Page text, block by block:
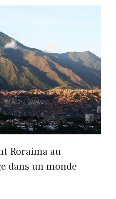
Roraima au
dans un monde